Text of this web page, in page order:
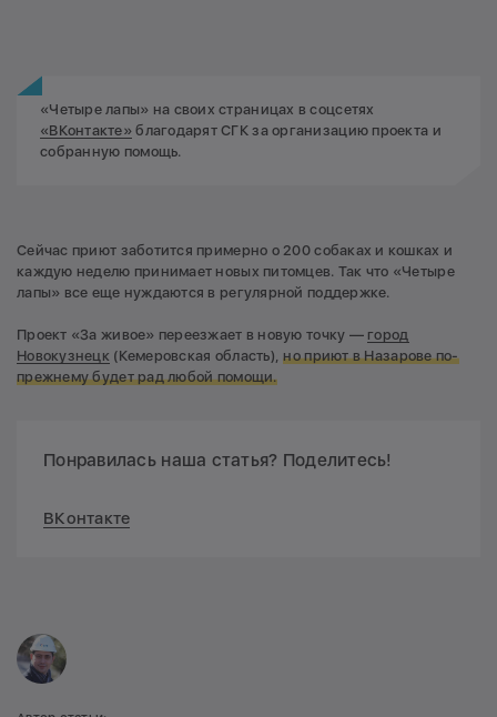
«Четыре лапы» на своих страницах в соцсетях
«ВКонтакте»благодарят СГК за организацию проекта и
собранную помощь.
Сейчас приют заботится примерно о 200 собаках и кошках и
каждую неделю принимает новых питомцев. Так что «Четыре
лапы» все еще нуждаются в регулярной поддержке.
Проект «За живое» переезжает в новую точку — город
Новокузнецк (Кемеровская область),но приют в Назарове по-
прежнему будет рад любой помощи.
Понравилась наша статья? Поделитесь!
ВКонтакте